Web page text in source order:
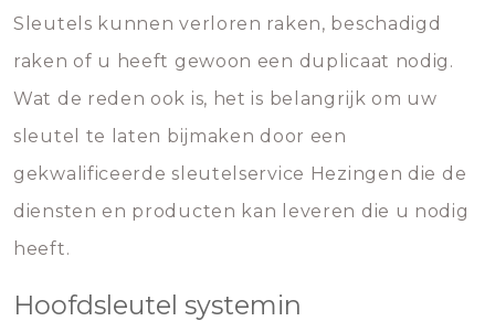
Sleutels kunnen verloren raken, beschadigd
raken of u heeft gewoon een duplicaat nodig.
Wat de reden ook is, het is belangrijk om uw
sleutel te laten bijmaken door een
gekwalificeerde sleutelservice Hezingen die de
diensten en producten kan leveren die u nodig
heeft.
Hoofdsleutel systemin